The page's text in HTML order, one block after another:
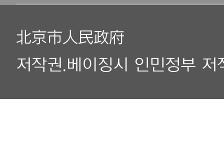
北京市人民政府
저작권.베이징시 인민정부